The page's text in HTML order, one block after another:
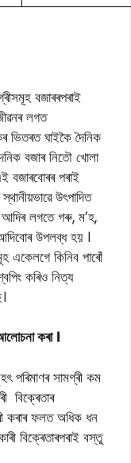
বজাৰৰপৰাই
লগত
ভিতৰত ঘাইকৈ দৈনিক
বজাৰ নিতৌ খোলা
বজাৰবোৰৰ পৰাই
উৎপাদিত
লগতে গৰু, ম’হ,
উপলব্ধ হয় ।
একেলগে কিনিব পাৰোঁ
কৰিও নিত্য
কৰা ।
পৰিমাণৰ সামগ্ৰী কম
বিক্ৰেতাৰ
কৰাৰ ফলত অধিক ধন
বিক্ৰেতাৰপৰাই বস্তু